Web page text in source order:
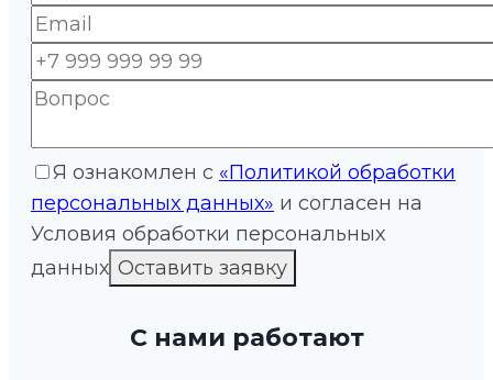
Я ознакомлен с «Политикой обработки
персональных данных» и согласен на
Условия обработки персональных
данных
С нами работают